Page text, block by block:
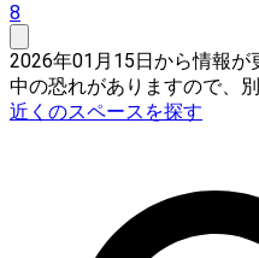
8
2026年01月15日から情報が
中の恐れがありますので、
近くのスペースを探す